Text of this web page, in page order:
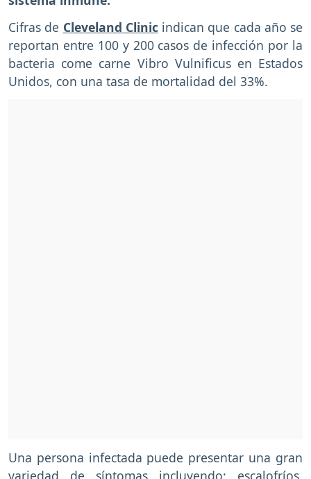
Cifras de Cleveland Clinicindican que cada año se
reportan entre 100 y 200 casos de infección por la
bacteria come carne Vibro Vulnificus en Estados
Unidos, con una tasa de mortalidad del 33%.
Una persona infectada puede presentar una gran
variedad de síntomas incluyendo: escalofríos,